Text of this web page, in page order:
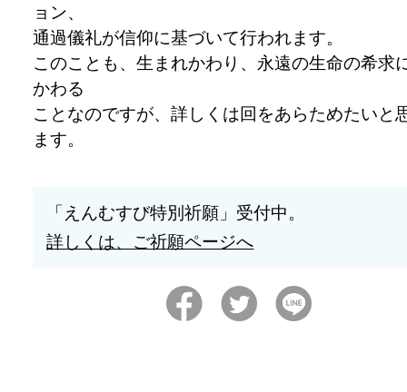
ョン、
通過儀礼が信仰に基づいて行われます。
このことも、生まれかわり、永遠の生命の希求
かわる
ことなのですが、詳しくは回をあらためたいと
ます。
「えんむすび特別祈願」受付中。
詳しくは、ご祈願ページへ